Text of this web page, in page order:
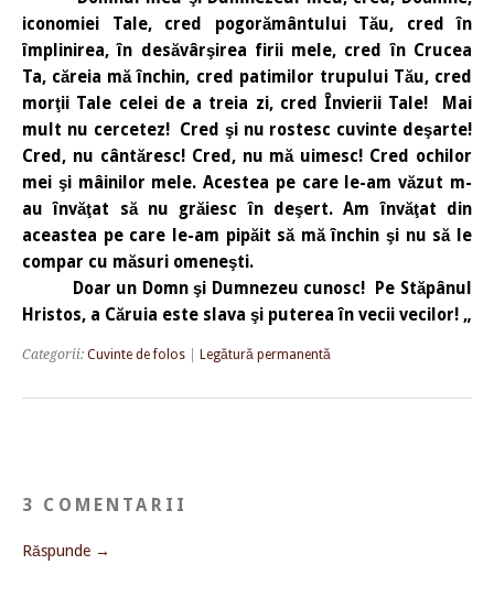
iconomiei Tale, cred pogorământului Tău, cred în
împlinirea, în desăvârşirea firii mele, cred în Crucea
Ta, căreia mă închin, cred patimilor trupului Tău, cred
morţii Tale celei de a treia zi, cred Învierii Tale! Mai
mult nu cercetez! Cred şi nu rostesc cuvinte deşarte!
Cred, nu cântăresc! Cred, nu mă uimesc! Cred ochilor
mei şi mâinilor mele. Acestea pe care le-am văzut m-
au învăţat să nu grăiesc în deşert. Am învăţat din
aceastea pe care le-am pipăit să mă închin şi nu să le
compar cu măsuri omeneşti.
Doar un Domn şi Dumnezeu cunosc! Pe Stăpânul
Hristos, a Căruia este slava şi puterea în vecii vecilor! „
Categorii: Cuvinte de folos Legătură permanentă
3 COMENTARII
Răspunde →